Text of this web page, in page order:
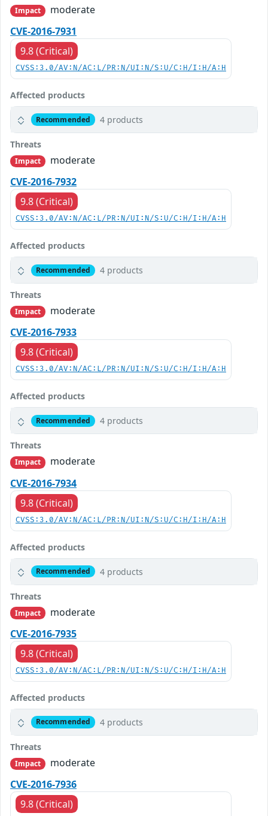
Impact
moderate
CVE-2016-7931
9.8 (Critical)
CVSS:3.0/AV:N/AC:L/PR:N/UI:N/S:U/C:H/I:H/A:H
Affected products
Recommended 4 products
Threats
Impact
moderate
CVE-2016-7932
9.8 (Critical)
CVSS:3.0/AV:N/AC:L/PR:N/UI:N/S:U/C:H/I:H/A:H
Affected products
Recommended 4 products
Threats
Impact
moderate
CVE-2016-7933
9.8 (Critical)
CVSS:3.0/AV:N/AC:L/PR:N/UI:N/S:U/C:H/I:H/A:H
Affected products
Recommended 4 products
Threats
Impact
moderate
CVE-2016-7934
9.8 (Critical)
CVSS:3.0/AV:N/AC:L/PR:N/UI:N/S:U/C:H/I:H/A:H
Affected products
Recommended 4 products
Threats
Impact
moderate
CVE-2016-7935
9.8 (Critical)
CVSS:3.0/AV:N/AC:L/PR:N/UI:N/S:U/C:H/I:H/A:H
Affected products
Recommended 4 products
Threats
Impact
moderate
CVE-2016-7936
9.8 (Critical)